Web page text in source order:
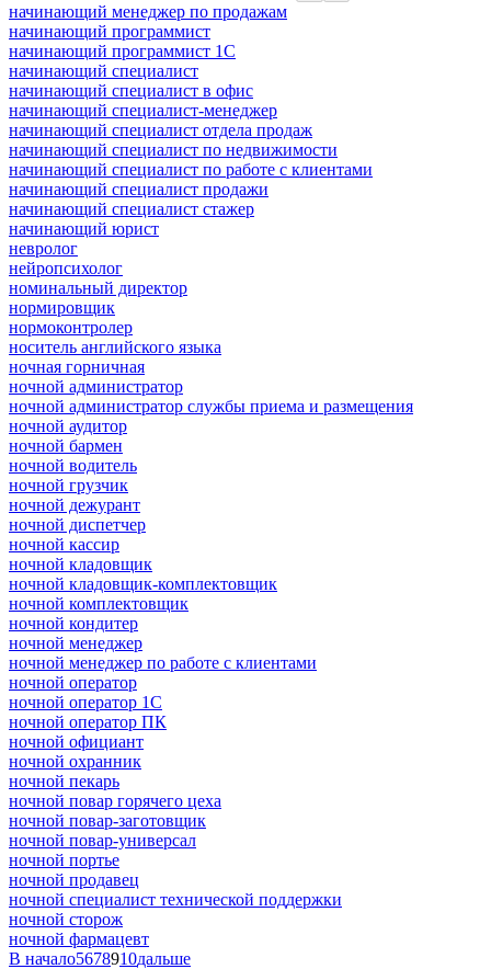
начинающий менеджер по продажам
начинающий программист
начинающий программист 1С
начинающий специалист
начинающий специалист в офис
начинающий специалист-менеджер
начинающий специалист отдела продаж
начинающий специалист по недвижимости
начинающий специалист по работе с клиентами
начинающий специалист продажи
начинающий специалист стажер
начинающий юрист
невролог
нейропсихолог
номинальный директор
нормировщик
нормоконтролер
носитель английского языка
ночная горничная
ночной администратор
ночной администратор службы приема и размещения
ночной аудитор
ночной бармен
ночной водитель
ночной грузчик
ночной дежурант
ночной диспетчер
ночной кассир
ночной кладовщик
ночной кладовщик-комплектовщик
ночной комплектовщик
ночной кондитер
ночной менеджер
ночной менеджер по работе с клиентами
ночной оператор
ночной оператор 1С
ночной оператор ПК
ночной официант
ночной охранник
ночной пекарь
ночной повар горячего цеха
ночной повар-заготовщик
ночной повар-универсал
ночной портье
ночной продавец
ночной специалист технической поддержки
ночной сторож
ночной фармацевт
В начало5678910дальше